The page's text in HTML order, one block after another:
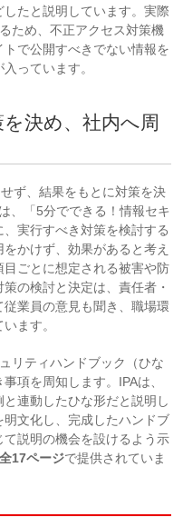
たと説明しています。実際
ため、不正アクセス対策機
で公開すべきでない情報を
っています。
決め、社内へ周
ず、結果をもとに対策を決
、「5分でできる！情報セキ
実行すべき対策を検討する
かけず、効果があると考え
ごとに想定される被害や防
の検討と決定は、責任者・
業員の意見も聞き、職場環
ます。
リティハンドブック（ひな
項を周知します。IPAは、
連動したひな形だと説明し
文化し、完成したハンドブ
説明の機会を設けるよう示
全17ページで提供されていま